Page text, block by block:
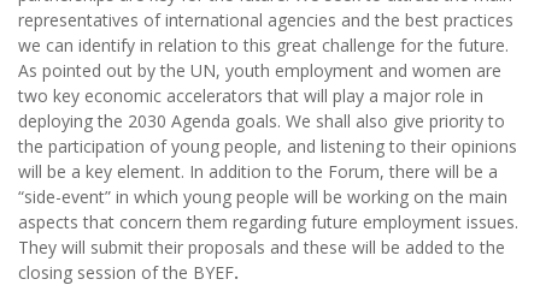
representatives of international agencies and the best practices
we can identify in relation to this great challenge for the future.
As pointed out by the UN, youth employment and women are
two key economic accelerators that will play a major role in
deploying the 2030 Agenda goals. We shall also give priority to
the participation of young people, and listening to their opinions
will be a key element. In addition to the Forum, there will be a
“side-event” in which young people will be working on the main
aspects that concern them regarding future employment issues.
They will submit their proposals and these will be added to the
closing session of the BYEF.